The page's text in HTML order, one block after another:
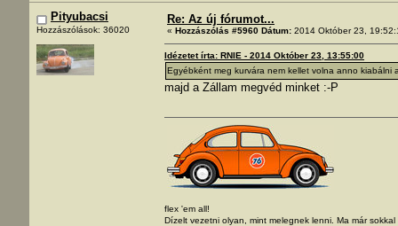
Pityubacsi
Hozzászólások: 36020
Re: Az új fórumot...
« Hozzászólás #5960 Dátum: 2014 Október 23,
Idézetet írta: RNIE - 2014 Október 23, 13:55:00
Egyébként meg kurvára nem kellet volna anno
majd a Zállam megvéd minket :-P
flex 'em all!
Dízelt vezetni olyan, mint melegnek lenni. Ma már